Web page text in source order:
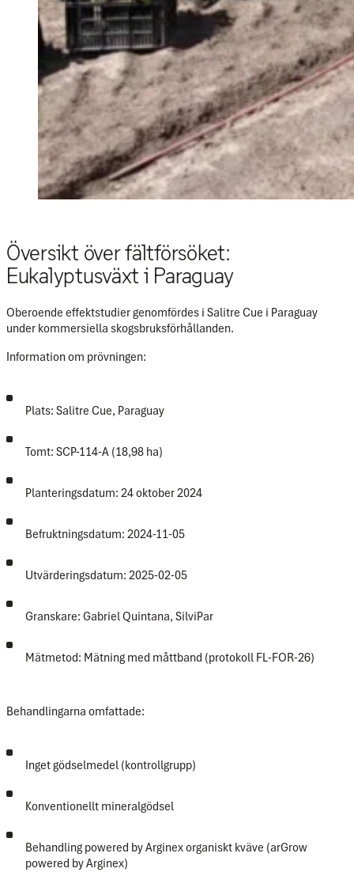
Översikt över fältförsöket:
Eukalyptusväxt i Paraguay
Oberoende effektstudier genomfördes i Salitre Cue i Paraguay
under kommersiella skogsbruksförhållanden.
Information om prövningen:
Plats: Salitre Cue, Paraguay
Tomt: SCP-114-A (18,98 ha)
Planteringsdatum: 24 oktober 2024
Befruktningsdatum: 2024-11-05
Utvärderingsdatum: 2025-02-05
Granskare: Gabriel Quintana, SilviPar
Mätmetod: Mätning med måttband (protokoll FL-FOR-26)
Behandlingarna omfattade:
Inget gödselmedel (kontrollgrupp)
Konventionellt mineralgödsel
Behandling powered by Arginex organiskt kväve (arGrow
powered by Arginex)